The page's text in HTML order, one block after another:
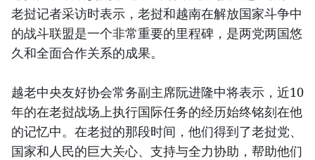
老挝记者采访时表示，老挝和越南在解放国家斗争中
的战斗联盟是一个非常重要的里程碑，是两党两国悠
久和全面合作关系的成果。
越老中央友好协会常务副主席阮进隆中将表示，近10
年的在老挝战场上执行国际任务的经历始终铭刻在他
的记忆中。在老挝的那段时间，他们得到了老挝党、
国家和人民的巨大关心、支持与全力协助，帮助他们